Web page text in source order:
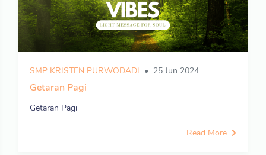
SMP KRISTEN PURWODADI 25 Jun 2024
Getaran Pagi
Getaran Pagi
Read More